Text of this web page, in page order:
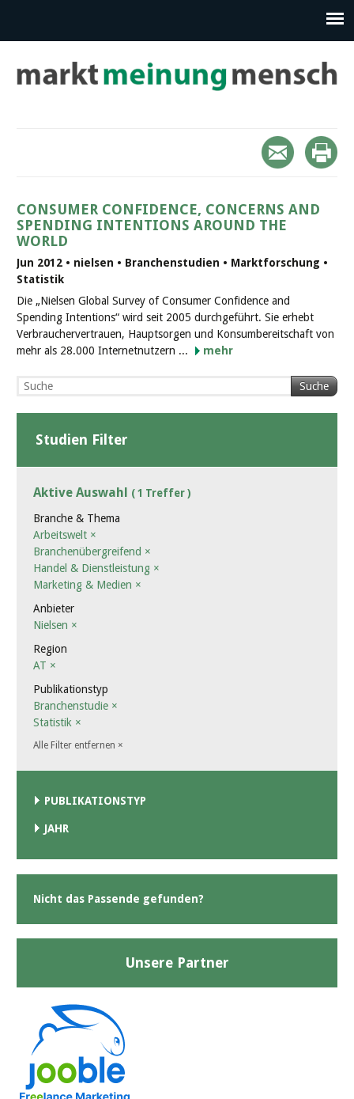
CONSUMER CONFIDENCE, CONCERNS AND
SPENDING INTENTIONS AROUND THE
WORLD
Jun 2012 • nielsen • Branchenstudien • Marktforschung •
Statistik
Die „Nielsen Global Survey of Consumer Confidence and
Spending Intentions“ wird seit 2005 durchgeführt. Sie erhebt
Verbrauchervertrauen, Hauptsorgen und Konsumbereitschaft von
mehr als 28.000 Internetnutzern ...
mehr
Suche
Studien Filter
Aktive Auswahl ( 1 Treffer )
Branche & Thema
Arbeitswelt ×
Branchenübergreifend ×
Handel & Dienstleistung ×
Marketing & Medien ×
Anbieter
Nielsen ×
Region
AT ×
Publikationstyp
Branchenstudie ×
Statistik ×
Alle Filter entfernen ×
PUBLIKATIONSTYP
JAHR
Nicht das Passende gefunden?
Unsere Partner